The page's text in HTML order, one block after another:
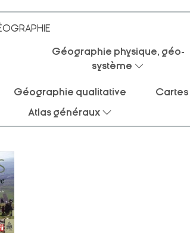
Géographie physique, géo-
système
Géographie qualitative
Atlas généraux